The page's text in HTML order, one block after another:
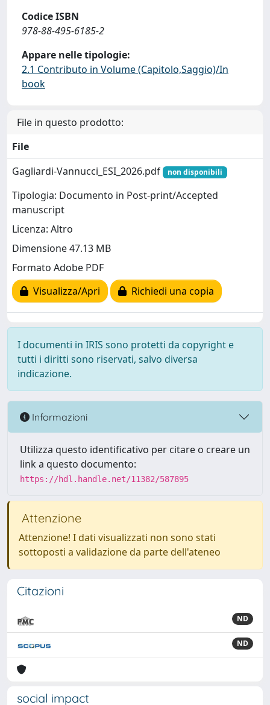
Codice ISBN
978-88-495-6185-2
Appare nelle tipologie:
2.1 Contributo in Volume (Capitolo,Saggio)/In
book
File in questo prodotto:
File
Gagliardi-Vannucci_ESI_2026.pdf
non disponibili
Tipologia: Documento in Post-print/Accepted
manuscript
Licenza: Altro
Dimensione 47.13 MB
Formato Adobe PDF
Visualizza/Apri
Richiedi una copia
I documenti in IRIS sono protetti da copyright e
tutti i diritti sono riservati, salvo diversa
indicazione.
Informazioni
Utilizza questo identificativo per citare o creare un
link a questo documento:
https://hdl.handle.net/11382/587895
Attenzione
Attenzione! I dati visualizzati non sono stati
sottoposti a validazione da parte dell'ateneo
Citazioni
ND
ND
social impact